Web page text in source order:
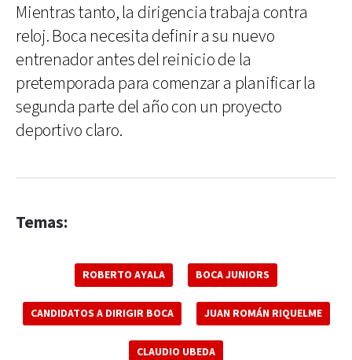
Mientras tanto, la dirigencia trabaja contra
reloj. Boca necesita definir a su nuevo
entrenador antes del reinicio de la
pretemporada para comenzar a planificar la
segunda parte del año con un proyecto
deportivo claro.
Temas:
ROBERTO AYALA BOCA JUNIORS
CANDIDATOS A DIRIGIR BOCA JUAN ROMÁN RIQUELME
CLAUDIO UBEDA